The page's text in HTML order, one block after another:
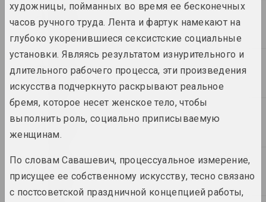
2015
2014
2013
2012
художницы, пойманных во время ее бесконечных
часов ручного труда. Лента и фартук намекают на
глубоко укоренившиеся сексистские социальные
установки. Являясь результатом изнурительного и
длительного рабочего процесса, эти произведения
искусства подчеркнуто раскрывают реальное
бремя, которое несет женское тело, чтобы
выполнить роль, социально приписываемую
женщинам.
По словам Савашевич, процессуальное измерение,
присущее ее собственному искусству, тесно связано
с постсоветской праздничной концепцией работы,